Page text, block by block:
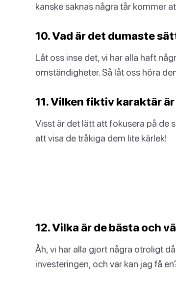
kanske saknas några tår kommer
10. Vad är det dumaste
Låt oss inse det, vi har alla haft
omständigheter. Så låt oss höra
11. Vilken fiktiv karaktär
Visst är det lätt att fokusera på de
att visa de tråkiga dem lite kärlek!
12. Vilka är de bästa och
Åh, vi har alla gjort några otroligt
investeringen, och var kan jag få